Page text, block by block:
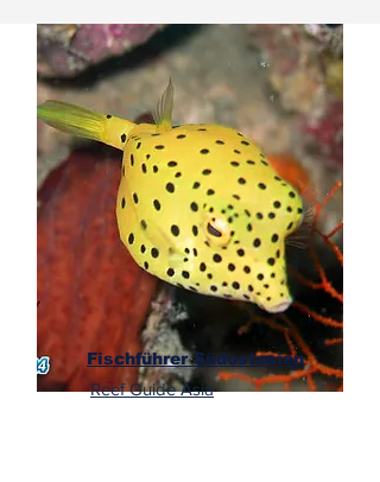
Fischführer Südostasien
Reef Guide Asia